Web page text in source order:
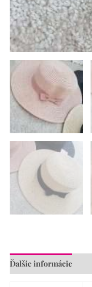
Ďalšie informácie